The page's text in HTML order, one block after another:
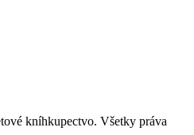
kníhkupectvo. Všetky práva